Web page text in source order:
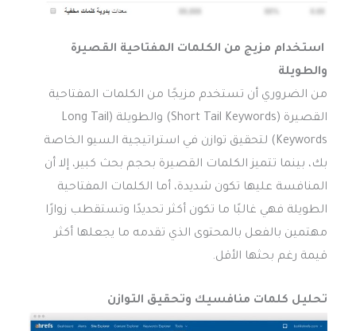
استخدام مزيج من الكلمات المفتاحية القصيرة
والطويلة
من الضروري أن تستخدم مزيجًا من الكلمات المفتاحية
القصيرة (Short Tail Keywords) والطويلة (Long Tail
Keywords) لتحقيق توازن في استراتيجية السيو الخاصة
بك، بينما تتميز الكلمات القصيرة بحجم بحث كبير، إلا أن
المنافسة عليها تكون شديدة، أما الكلمات المفتاحية
الطويلة فهي غالبًا ما تكون أكثر تحديدًا وتستقطب زوارًا
مهتمين بالفعل بالمحتوى الذي تقدمه ما يجعلها أكثر
قيمة رغم بحثها الأقل.
تحليل كلمات منافسيك وتحقيق التوازن